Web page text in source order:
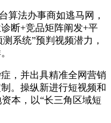
法办事商如逃马网，
断+竞品矩阵阐发+平
系统”预判视频潜力，
，并出具精准全网营销
。操纵新进行短视频和
本，以“长三角区域短